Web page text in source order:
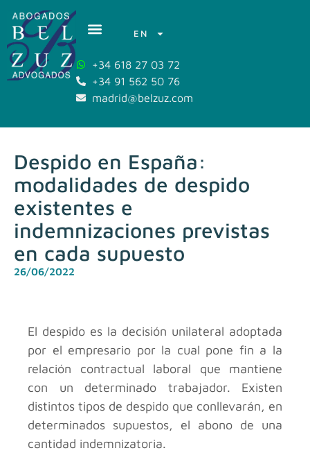
EN
+34 618 27 03 72
+34 91 562 50 76
madrid@belzuz.com
Despido en España:
modalidades de despido
existentes e
indemnizaciones previstas
en cada supuesto
26/06/2022
El despido es la decisión unilateral adoptada
por el empresario por la cual pone fin a la
relación contractual laboral que mantiene
con un determinado trabajador. Existen
distintos tipos de despido que conllevarán, en
determinados supuestos, el abono de una
cantidad indemnizatoria.